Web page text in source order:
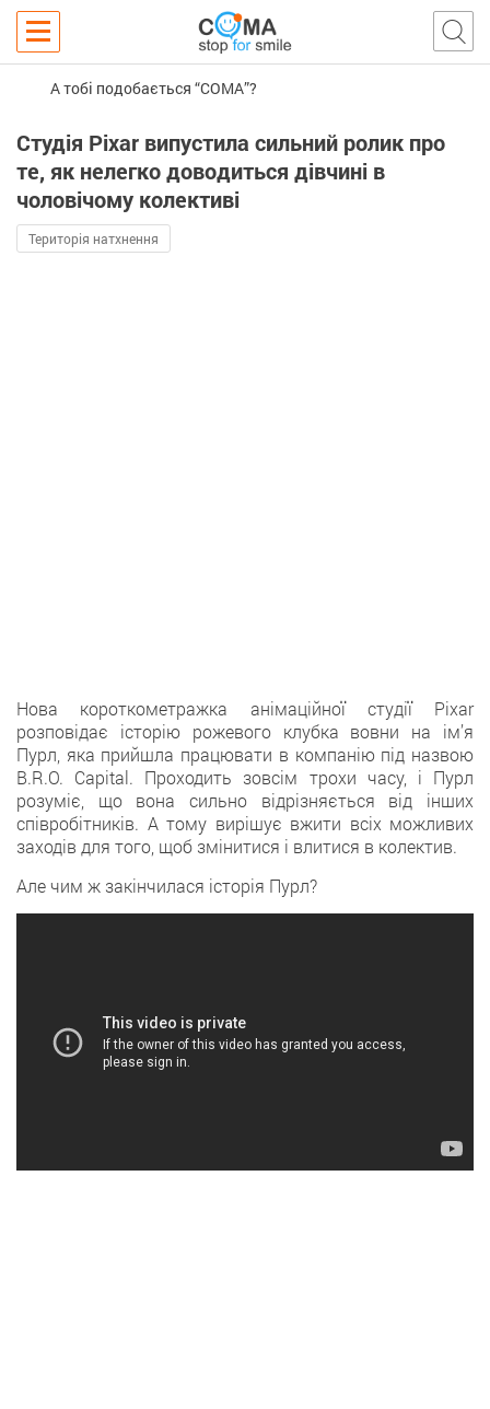
А тобі подобається “COMA”?
Студія Pixar випустила сильний ролик про
те, як нелегко доводиться дівчині в
чоловічому колективі
Територія натхнення
Нова короткометражка анімаційної студії Pixar
розповідає історію рожевого клубка вовни на ім’я
Пурл, яка прийшла працювати в компанію під назвою
B.R.O. Capital. Проходить зовсім трохи часу, і Пурл
розуміє, що вона сильно відрізняється від інших
співробітників. А тому вирішує вжити всіх можливих
заходів для того, щоб змінитися і влитися в колектив.
Але чим ж закінчилася історія Пурл?